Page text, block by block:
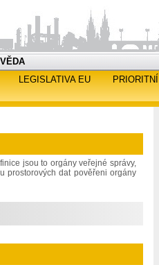
LEGISLATIVA EU
jsou to orgány veřejné správy,
prostorových dat pověřeni orgány